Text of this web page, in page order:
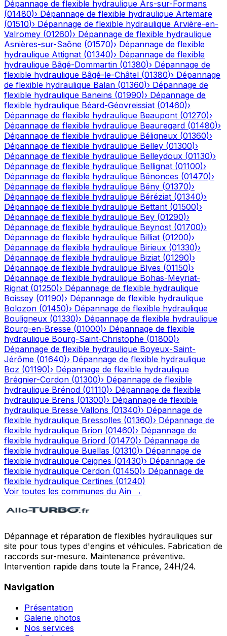
Dépannage de flexible hydraulique Ars-sur-Formans
(01480)› Dépannage de flexible hydraulique Artemare
(01510)› Dépannage de flexible hydraulique Arvière-en-
Valromey (01260)› Dépannage de flexible hydraulique
Asnières-sur-Saône (01570)› Dépannage de flexible
hydraulique Attignat (01340)› Dépannage de flexible
hydraulique Bâgé-Dommartin (01380)› Dépannage de
flexible hydraulique Bâgé-le-Châtel (01380)› Dépannage
de flexible hydraulique Balan (01360)› Dépannage de
flexible hydraulique Baneins (01990)› Dépannage de
flexible hydraulique Béard-Géovreissiat (01460)›
Dépannage de flexible hydraulique Beaupont (01270)›
Dépannage de flexible hydraulique Beauregard (01480)›
Dépannage de flexible hydraulique Béligneux (01360)›
Dépannage de flexible hydraulique Belley (01300)›
Dépannage de flexible hydraulique Belleydoux (01130)›
Dépannage de flexible hydraulique Bellignat (01100)›
Dépannage de flexible hydraulique Bénonces (01470)›
Dépannage de flexible hydraulique Bény (01370)›
Dépannage de flexible hydraulique Béréziat (01340)›
Dépannage de flexible hydraulique Bettant (01500)›
Dépannage de flexible hydraulique Bey (01290)›
Dépannage de flexible hydraulique Beynost (01700)›
Dépannage de flexible hydraulique Billiat (01200)›
Dépannage de flexible hydraulique Birieux (01330)›
Dépannage de flexible hydraulique Biziat (01290)›
Dépannage de flexible hydraulique Blyes (01150)›
Dépannage de flexible hydraulique Bohas-Meyriat-
Rignat (01250)› Dépannage de flexible hydraulique
Boissey (01190)› Dépannage de flexible hydraulique
Bolozon (01450)› Dépannage de flexible hydraulique
Bouligneux (01330)› Dépannage de flexible hydraulique
Bourg-en-Bresse (01000)› Dépannage de flexible
hydraulique Bourg-Saint-Christophe (01800)›
Dépannage de flexible hydraulique Boyeux-Saint-
Jérôme (01640)› Dépannage de flexible hydraulique
Boz (01190)› Dépannage de flexible hydraulique
Brégnier-Cordon (01300)› Dépannage de flexible
hydraulique Brénod (01110)› Dépannage de flexible
hydraulique Brens (01300)› Dépannage de flexible
hydraulique Bresse Vallons (01340)› Dépannage de
flexible hydraulique Bressolles (01360)› Dépannage de
flexible hydraulique Brion (01460)› Dépannage de
flexible hydraulique Briord (01470)› Dépannage de
flexible hydraulique Buellas (01310)› Dépannage de
flexible hydraulique Ceignes (01430)› Dépannage de
flexible hydraulique Cerdon (01450)› Dépannage de
flexible hydraulique Certines (01240)
Voir toutes les communes du Ain →
Dépannage et réparation de flexibles hydrauliques sur
site pour tous types d'engins et véhicules. Fabrication de
raccords sur-mesure. Maintenance préventive.
Intervention rapide dans toute la France, 24H/24.
Navigation
Présentation
Galerie photos
Nos services